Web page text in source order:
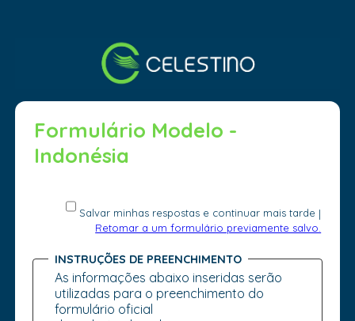
Formulário Modelo -
Indonésia
Salvar minhas respostas e continuar mais tarde |
Retomar a um formulário previamente salvo.
INSTRUÇÕES DE PREENCHIMENTO
As informações abaixo inseridas serão
utilizadas para o preenchimento do
formulário oficial